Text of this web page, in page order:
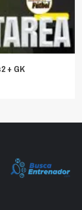
+ GK